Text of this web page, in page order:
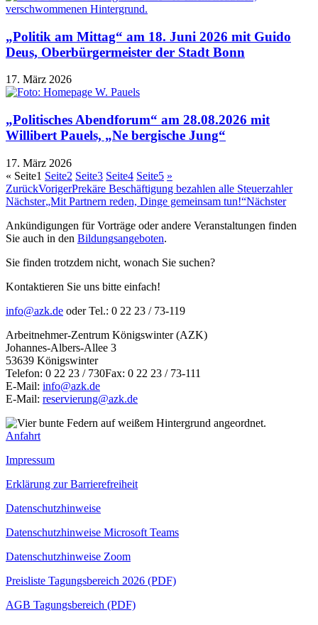
„Politik am Mittag“ am 18. Juni 2026 mit Guido
Deus, Oberbürgermeister der Stadt Bonn
17. März 2026
„Politisches Abendforum“ am 28.08.2026 mit
Willibert Pauels, „Ne bergische Jung“
17. März 2026
« Seite1 Seite2 Seite3 Seite4 Seite5 »
ZurückVorigerPrekäre Beschäftigung bezahlen alle Steuerzahler
Nächster„Mit Partnern reden, Dinge gemeinsam tun!“Nächster
Ankündigungen für Vorträge oder andere Veranstaltungen finden
Sie auch in den Bildungsangeboten.
Sie finden trotzdem nicht, wonach Sie suchen?
Kontaktieren Sie uns bitte einfach!
info@azk.de oder Tel.: 0 22 23 / 73-119
Arbeitnehmer-Zentrum Königswinter (AZK)
Johannes-Albers-Allee 3
53639 Königswinter
Telefon: 0 22 23 / 730Fax: 0 22 23 / 73-111
E-Mail: info@azk.de
E-Mail: reservierung@azk.de
Anfahrt
Impressum
Erklärung zur Barrierefreiheit
Datenschutzhinweise
Datenschutzhinweise Microsoft Teams
Datenschutzhinweise Zoom
Preisliste Tagungsbereich 2026 (PDF)
AGB Tagungsbereich (PDF)